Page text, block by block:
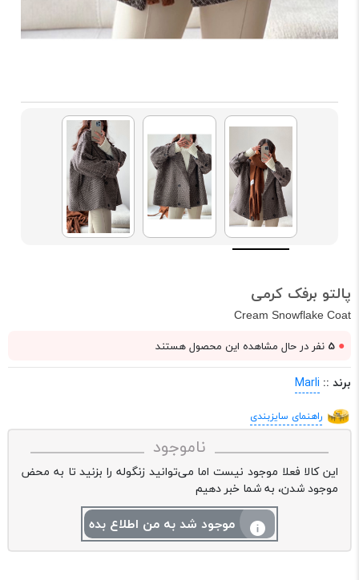
پالتو برفک کرمی
Cream Snowflake Coat
●
5 نفر در حال مشاهده این محصول هستند
برند :: Marli
راهنمای سایزبندی
ناموجود
این کالا فعلا موجود نیست اما می‌توانید زنگوله را بزنید تا به محض
موجود شدن، به شما خبر دهیم
موجود شد به من اطلاع بده